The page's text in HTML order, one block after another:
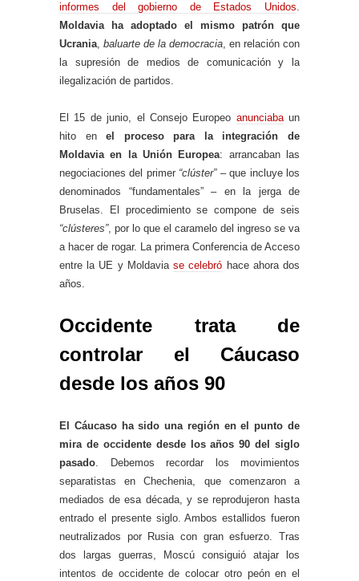
informes del gobierno de Estados Unidos.
Moldavia ha adoptado el mismo patrón que
Ucrania, baluarte de la democracia, en relación con
la supresión de medios de comunicación y la
ilegalización de partidos.
El 15 de junio, el Consejo Europeo anunciabaun
hito enel proceso para la integración de
Moldavia en la Unión Europea: arrancaban las
negociaciones del primer “clúster”– que incluye los
denominados “fundamentales” – en la jerga de
Bruselas. El procedimiento se compone de seis
“clústeres”, por lo que el caramelo del ingreso se va
a hacer de rogar. La primera Conferencia de Acceso
entre la UE y Moldaviase celebró hace ahora dos
años.
Occidente trata de
controlar el Cáucaso
desde los años 90
El Cáucaso ha sido una región en el punto de
mira de occidente desde los años 90 del siglo
pasado. Debemos recordar los movimientos
separatistas en Chechenia, que comenzaron a
mediados de esa década, y se reprodujeron hasta
entrado el presente siglo. Ambos estallidos fueron
neutralizados por Rusia con gran esfuerzo. Tras
dos largas guerras, Moscú consiguió atajar los
intentos de occidente de colocar otro peón en el